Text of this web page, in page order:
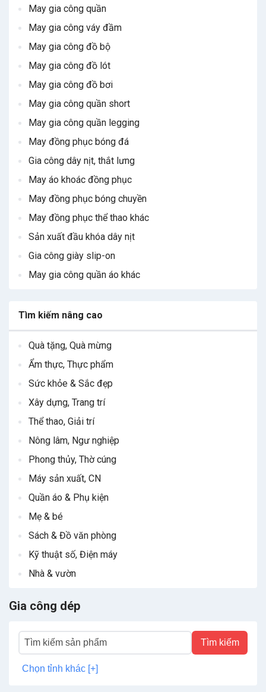
Gia công dép
Tìm kiếm
Chọn tỉnh khác [+]
May gia công quần
May gia công váy đầm
May gia công đồ bộ
May gia công đồ lót
May gia công đồ bơi
May gia công quần short
May gia công quần legging
May đồng phục bóng đá
Gia công dây nịt, thắt lưng
May áo khoác đồng phục
May đồng phục bóng chuyền
May đồng phục thể thao khác
Sản xuất đầu khóa dây nịt
Gia công giày slip-on
May gia công quần áo khác
Tìm kiếm nâng cao
Quà tặng, Quà mừng
Ẩm thực, Thực phẩm
Sức khỏe & Sắc đẹp
Xây dựng, Trang trí
Thể thao, Giải trí
Nông lâm, Ngư nghiệp
Phong thủy, Thờ cúng
Máy sản xuất, CN
Quần áo & Phụ kiện
Mẹ & bé
Sách & Đồ văn phòng
Kỹ thuật số, Điện máy
Nhà & vườn